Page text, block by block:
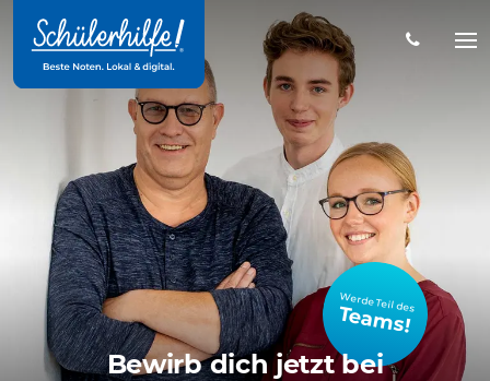
Hauptinhalt
Werde Teil des
Teams!
Bewirb dich jetzt bei